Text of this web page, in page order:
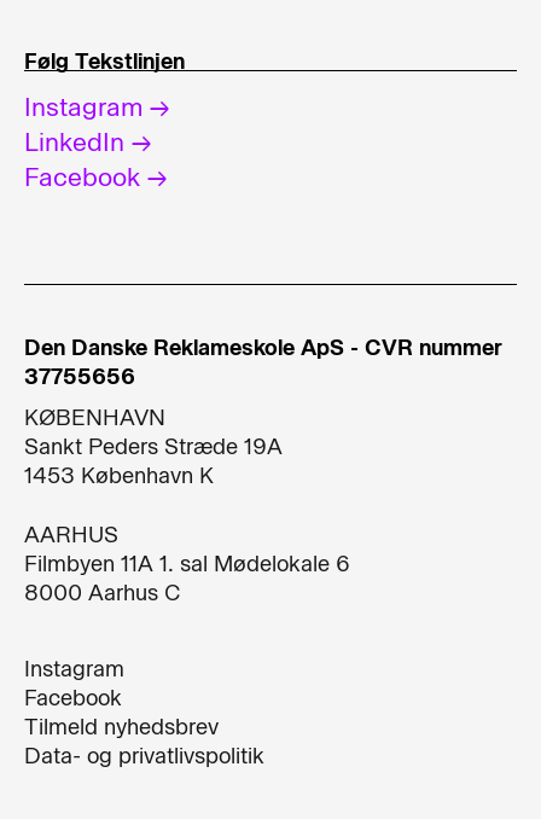
Følg Tekstlinjen
Instagram →
LinkedIn →
Facebook →
Den Danske Reklameskole ApS - CVR nummer
37755656
KØBENHAVN
Sankt Peders Stræde 19A​
1453 København K​
AARHUS
Filmbyen 11A 1. sal Mødelokale 6
8000 Aarhus C
Instagram
Facebook
Tilmeld nyhedsbrev
Data- og privatlivspolitik